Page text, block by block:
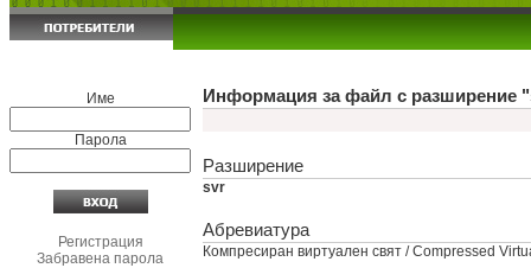
Име
Парола
Регистрация
Забравена парола
Информация за файл с разширение
Разширение
svr
Абревиатура
Компресиран виртуален свят / Compressed